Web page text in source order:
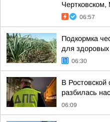
06:57
Подкормка
для здоровых
06:30
В
разбилась
06:09